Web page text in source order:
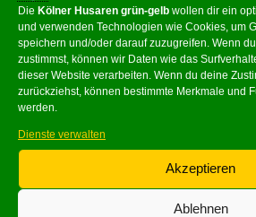
Die Kölner Husaren grün-gelb wollen dir ein
und verwenden Technologien wie Cookies, um
speichern und/oder darauf zuzugreifen. Wenn
zustimmst, können wir Daten wie das
dieser Website verarbeiten. Wenn du deine
zurückziehst, können bestimmte Merkmale und
werden.
Dienste verwalten
Akzeptieren
Ablehnen